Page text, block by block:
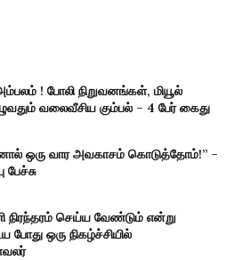
! போலி நிறுவனங்கள், மியூல்
வலைவீசிய கும்பல் – 4 பேர் கைது
ஒரு வார அவகாசம் கொடுத்தோம்!” –
பேச்சு
நிரந்தரம் செய்ய வேண்டும் என்று
போது ஒரு நிகழ்ச்சியில்